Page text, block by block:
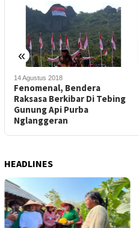
«
14 Agustus 2018
Fenomenal, Bendera
Raksasa Berkibar Di Tebing
Gunung Api Purba
Nglanggeran
HEADLINES